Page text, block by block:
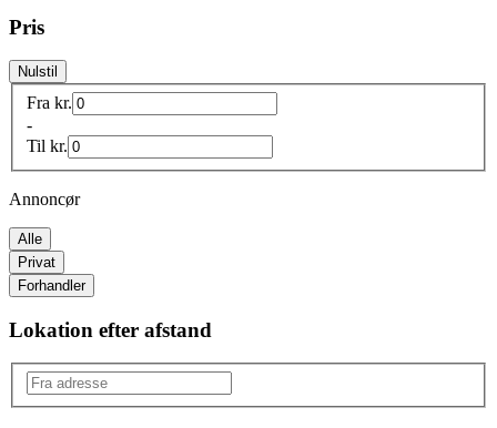
Pris
Nulstil
Fra kr.
-
Til kr.
Annoncør
Alle
Privat
Forhandler
Lokation efter afstand